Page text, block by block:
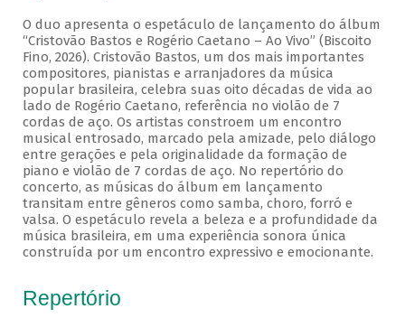
O duo apresenta o espetáculo de lançamento do álbum
“Cristovão Bastos e Rogério Caetano – Ao Vivo” (Biscoito
Fino, 2026). Cristovão Bastos, um dos mais importantes
compositores, pianistas e arranjadores da música
popular brasileira, celebra suas oito décadas de vida ao
lado de Rogério Caetano, referência no violão de 7
cordas de aço. Os artistas constroem um encontro
musical entrosado, marcado pela amizade, pelo diálogo
entre gerações e pela originalidade da formação de
piano e violão de 7 cordas de aço. No repertório do
concerto, as músicas do álbum em lançamento
transitam entre gêneros como samba, choro, forró e
valsa. O espetáculo revela a beleza e a profundidade da
música brasileira, em uma experiência sonora única
construída por um encontro expressivo e emocionante.
Repertório